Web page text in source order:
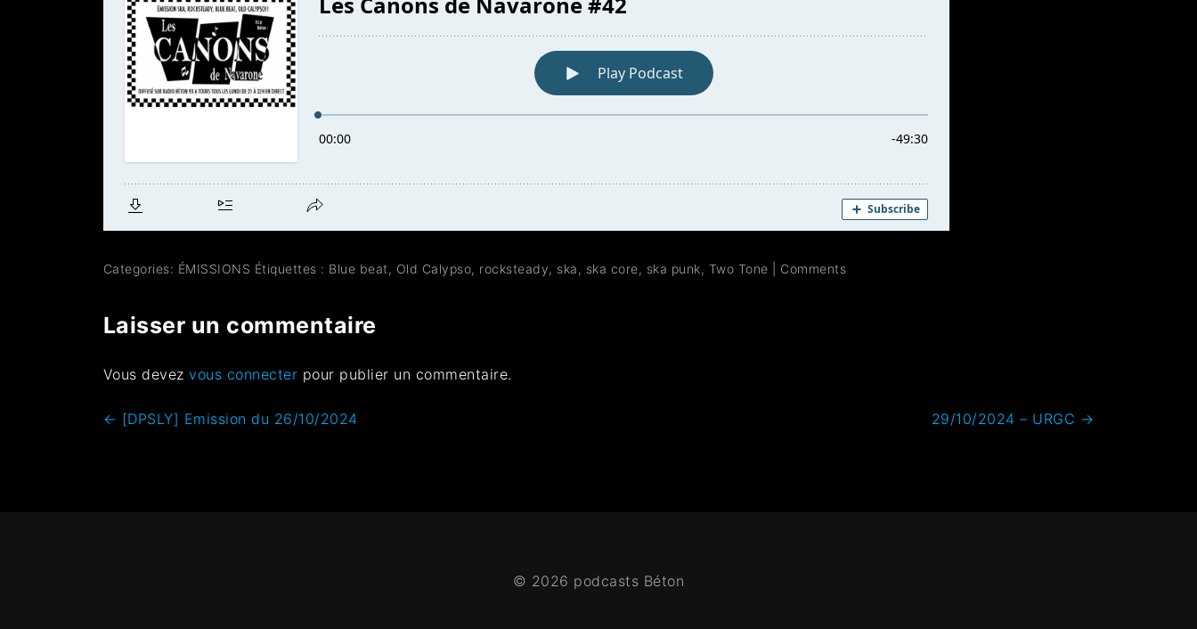
Categories: ÉMISSIONS Étiquettes : Blue beat , Old Calypso, rocksteady, ska , ska core, ska punk, Two Tone Comments
Laisser un commentaire
Vous devezvous connecter pour publier un commentaire.
← [DPSLY] Emission du 26/10/2024 29/10/2024 – URGC →
© 2026 podcasts Béton